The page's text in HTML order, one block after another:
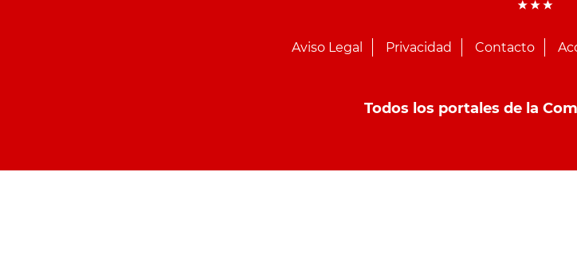
Aviso Legal Privacidad Contacto
Todos los portales de la